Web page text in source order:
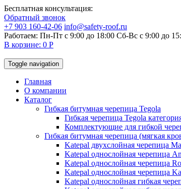
Бесплатная консультация:
Обратный звонок
+7 903 160-42-06 info@safety-roof.ru
Работаем: Пн-Пт с 9:00 до 18:00 Сб-Вс c 9:00 до
В корзине: 0 Р
Toggle navigation
Главная
О компании
Каталог
Гибкая битумная черепица Tegola
Гибкая черепица Tegola
Комплектующие для гибкой
Гибкая битумная черепица (мягкая
Katepal двухслойная черепица
Katepal однослойная черепица
Katepal однослойная черепица
Katepal однослойная черепица
Katepal однослойная гибкая